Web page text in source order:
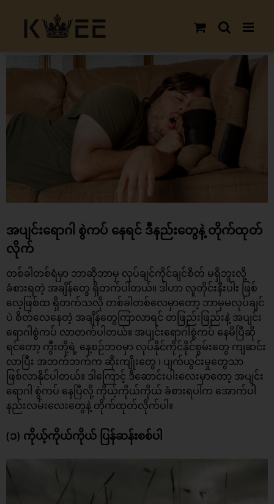
content
အပျင်းရောဂါ စွဲကပ် နေရင် ဒီနည်းတွေနဲ့ တိုက်ထုတ်
လိုက်
တစ်ခါတစ်ရံမှာ ဘာဆိုဘာမှ လုပ်ချင်ကိုင်ချင်စိတ် မရှိဘူးလို့
ခံစားရတဲ့ အချိန်တွေ ရှိတက်ပါတယ်။ ဒါဟာ လူတိုင်းနီးပါး ဖြစ်
လေ့ဖြစ်ထ ရှိတက်သလို တစ်ခါတစ်လေမှာတော့ ဘာမှမလုပ်ချင်
ပဲ စိတ်လေနေတဲ့ အချိန်တွေကြာလာရင် တဖြည်းဖြည်းနဲ့ အပျင်း
ရောဂါစွဲကပ် လာတက်ပါတယ်။ အပျင်းရောဂါစွဲကပ် နေမိပြီဆို
ရင်တော့ ကွီးတို့ရဲ့ နေ့စဉ်ဘဝမှာ လုပ်နိုင်ကိုင်နိုင်စွမ်းတွေ ကျဆင်း
လာပြီး အဘက်ဘက်က ဆိုးကျိုးတွေ ၊ ပျက်ယွင်းမှုတွေသာ
ဖြစ်လာနိုင်ပါတယ်။ ဒါကြောင့် ဒီဆောင်းပါးလေးမှာတော့ အပျင်း
ရောဂါ စွဲကပ် နေပြီလို့ ကိုယ့်ကိုယ်ကိုယ် ခံစားရပါက အောက်ပါ
နည်းလမ်းလေးတွေနဲ့ တိုက်ထုတ်လိုက်ပါ။
(၁) ကိုယ့်ကိုယ်ကိုယ် ပြန်ဆန်းစစ်ပါ